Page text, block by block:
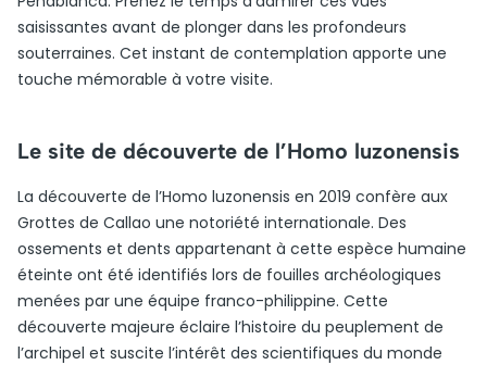
saisissantes avant de plonger dans les profondeurs
souterraines. Cet instant de contemplation apporte une
touche mémorable à votre visite.
Le site de découverte de l’Homo luzonensis
La découverte de l’Homo luzonensis en 2019 confère aux
Grottes de Callao une notoriété internationale. Des
ossements et dents appartenant à cette espèce humaine
éteinte ont été identifiés lors de fouilles archéologiques
menées par une équipe franco-philippine. Cette
découverte majeure éclaire l’histoire du peuplement de
l’archipel et suscite l’intérêt des scientifiques du monde